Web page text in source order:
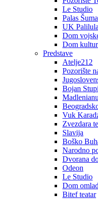
Le Studio
Palas
UK Palilula
Dom
Dom
Predstave
Atelje212
Pozorište
Bojan
Vuk
Zvezdara
Slavija
Boško
Narodno
Dvorana
Odeon
Le Studio
Dom
Bitef teatar